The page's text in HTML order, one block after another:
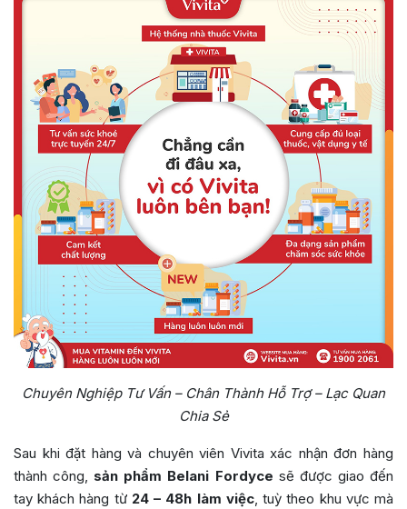
Chuyên Nghiệp Tư Vấn – Chân Thành Hỗ Trợ – Lạc Quan
Chia Sẻ
Sau khi đặt hàng và chuyên viên Vivita xác nhận đơn hàng
thành công, sản phẩm Belani Fordyce sẽ được giao đến
tay khách hàng từ 24 – 48h làm việc, tuỳ theo khu vực mà